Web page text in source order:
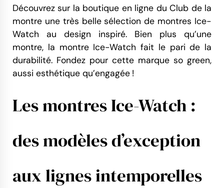
Découvrez sur la boutique en ligne du Club de la
montre une très belle sélection de montres Ice-
Watch au design inspiré. Bien plus qu’une
montre, la montre Ice-Watch fait le pari de la
durabilité. Fondez pour cette marque so green,
aussi esthétique qu’engagée !
Les montres Ice-Watch :
des modèles d’exception
aux lignes intemporelles